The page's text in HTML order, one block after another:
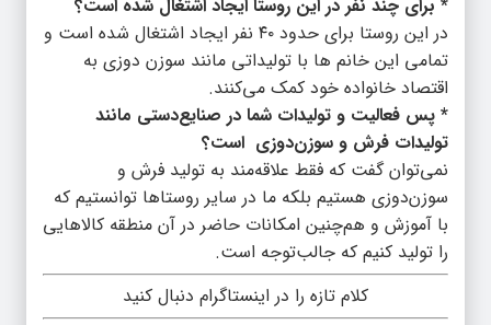
* برای چند نفر در این روستا ایجاد اشتغال شده است؟
در این روستا برای حدود ۴۰ نفر ایجاد اشتغال شده است و
تمامی این خانم ها با تولیداتی مانند سوزن دوزی به
اقتصاد خانواده خود کمک می‌کنند.
* پس فعالیت و تولیدات شما در صنایع‌دستی مانند
تولیدات فرش و سوزن‌دوزی است؟
نمی‌توان گفت که فقط علاقه‌مند به تولید فرش و
سوزن‌دوزی هستیم بلکه ما در سایر روستاها توانستیم که
با آموزش و هم‌چنین امکانات حاضر در آن منطقه کالاهایی
را تولید کنیم که جالب‌توجه است.
کلام تازه را در اینستاگرام دنبال کنید